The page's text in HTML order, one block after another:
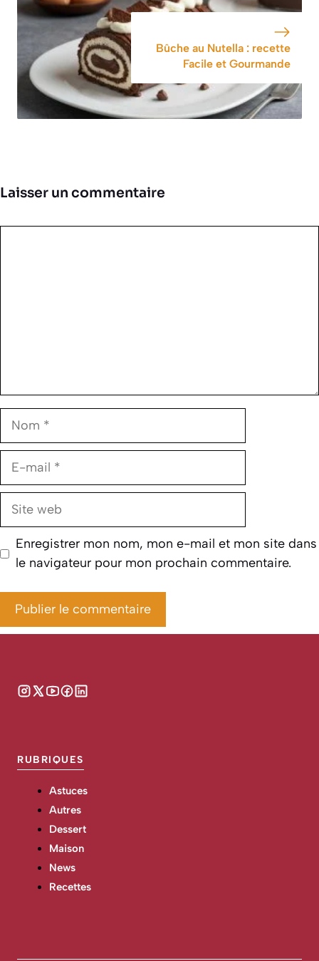
Bûche au Nutella : recette
Facile et Gourmande
Laisser un commentaire
Nom
E-
Site
Enregistrer mon nom, mon e-mail et mon site dans
le navigateur pour mon prochain commentaire.
RUBRIQUES
Astuces
Autres
Dessert
Maison
News
Recettes